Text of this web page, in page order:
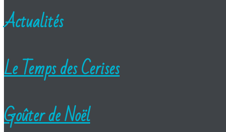
Actualités
Le Temps des Cerises
Goûter de Noël